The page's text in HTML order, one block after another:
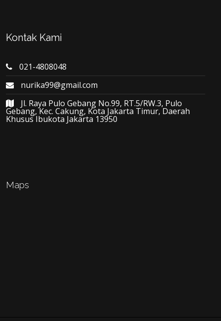
Kontak Kami
021-4808048
nurika99@gmail.com
Jl. Raya Pulo Gebang No.99, RT.5/RW.3, Pulo
Gebang, Kec. Cakung, Kota Jakarta Timur, Daerah
Khusus Ibukota Jakarta 13950
Maps